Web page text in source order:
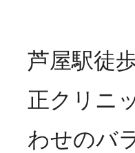
芦屋駅徒
正クリニ
わせのバ